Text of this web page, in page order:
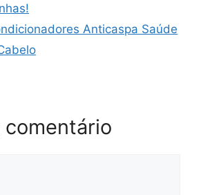
Anticaspa Saúde
comentário